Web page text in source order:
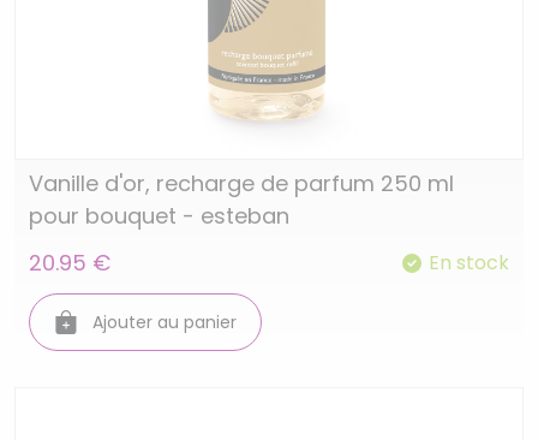
Vanille d'or, recharge de parfum 250 ml
pour bouquet - esteban
20.95 €
En stock
Ajouter au panier